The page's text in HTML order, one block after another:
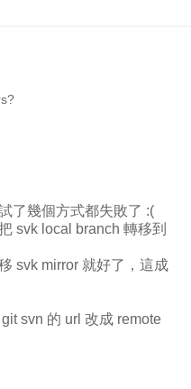
了幾個方式都失敗了 :(
svk local branch 轉移到
svk mirror 就好了，這成
svn 的 url 改成 remote